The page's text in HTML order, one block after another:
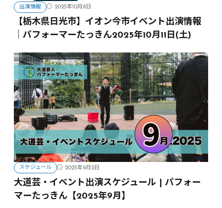
出演情報 2025年10月8日
【栃木県日光市】イオン今市イベント出演情報
｜パフォーマーたっきん2025年10月11日(土)
スケジュール 2025年9月2日
大道芸・イベント出演スケジュール | パフォー
マーたっきん【2025年9月】